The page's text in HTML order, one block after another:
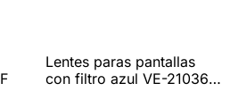
%
Lentes paras pantallas
con filtro azul VE-21036F